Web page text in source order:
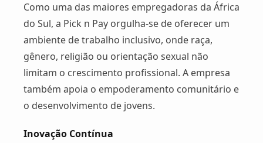
Como uma das maiores empregadoras da África
do Sul, a Pick n Pay orgulha-se de oferecer um
ambiente de trabalho inclusivo, onde raça,
gênero, religião ou orientação sexual não
limitam o crescimento profissional. A empresa
também apoia o empoderamento comunitário e
o desenvolvimento de jovens.
Inovação Contínua